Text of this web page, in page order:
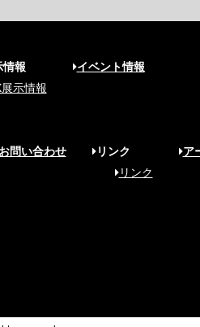
報
示情報
イベント情報
問い合わせ
リンク
リンク
ア